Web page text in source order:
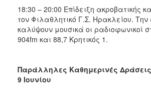
18:30 – 20:00 Επίδειξη ακροβατικής
τον Φιλαθλητικό Γ.Σ. Ηρακλείου.
καλύψουν μουσικά οι ραδιοφωνικοί
904fm και 88,7 Κρητικός 1.
Παράλληλες Καθημερινές
9 Ιουνίου